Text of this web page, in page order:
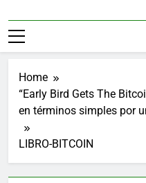
Home
“Early Bird Gets The
en términos simples por
LIBRO-BITCOIN